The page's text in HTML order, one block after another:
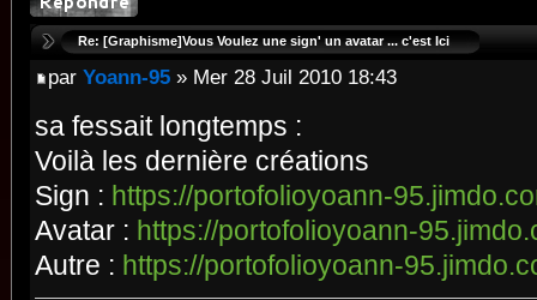
Re: [Graphisme]Vous Voulez une sign' un avatar ... c'est Ici
par Yoann-95 » Mer 28 Juil 2010 18:43
sa fessait longtemps :
Voilà les dernière créations
Sign : https://portofolioyoann-
Avatar : https://portofolioyoann-
Autre : https://portofolioyoann-